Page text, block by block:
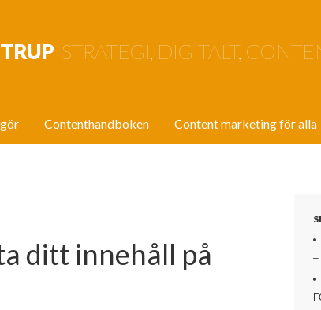
STRATEGI, DIGITALT,
Contenthandboken Content marketing för alla
ditt innehåll på
–